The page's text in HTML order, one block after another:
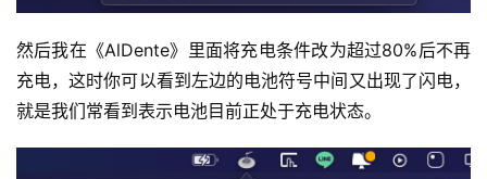
然后我在《AlDente》里面将充电条件改为超过80%后不再
充电，这时你可以看到左边的电池符号中间又出现了闪电，
就是我们常看到表示电池目前正处于充电状态。